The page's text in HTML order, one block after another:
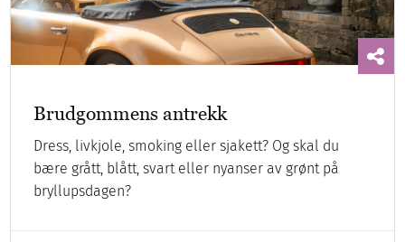
Brudgommens antrekk
Dress, livkjole, smoking eller sjakett? Og skal du
bære grått, blått, svart eller nyanser av grønt på
bryllupsdagen?